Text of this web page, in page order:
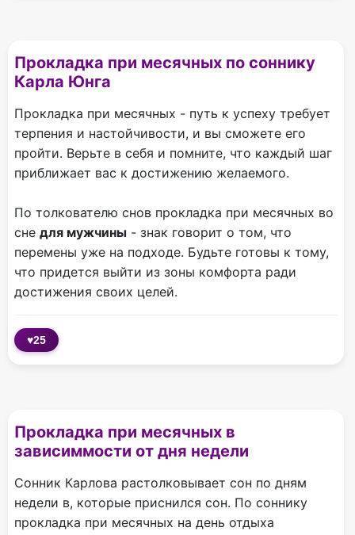
Прокладка при месячных по соннику
Карла Юнга
Прокладка при месячных - путь к успеху требует
терпения и настойчивости, и вы сможете его
пройти. Верьте в себя и помните, что каждый шаг
приближает вас к достижению желаемого.
По толкователю снов прокладка при месячных во
сне для мужчины - знак говорит о том, что
перемены уже на подходе. Будьте готовы к тому,
что придется выйти из зоны комфорта ради
достижения своих целей.
♥25
Прокладка при месячных в
зависиммости от дня недели
Сонник Карлова растолковывает сон по дням
недели в, которые приснился сон. По соннику
прокладка при месячных на день отдыха